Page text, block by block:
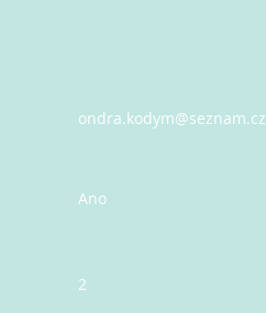
ondra.kodym@seznam.cz
Ano
2